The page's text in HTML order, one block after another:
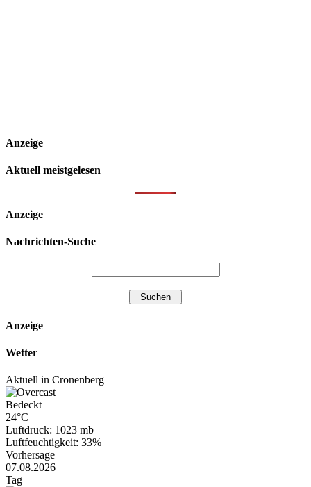
Anzeige
Aktuell meistgelesen
Anzeige
Nachrichten-Suche
Anzeige
Wetter
Aktuell in Cronenberg
Bedeckt
24°C
Luftdruck: 1023 mb
Luftfeuchtigkeit: 33%
Vorhersage
07.08.2026
Tag